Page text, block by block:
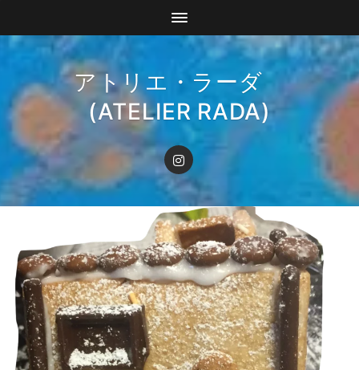
アトリエ・ラーダ
(ATELIER RADA)